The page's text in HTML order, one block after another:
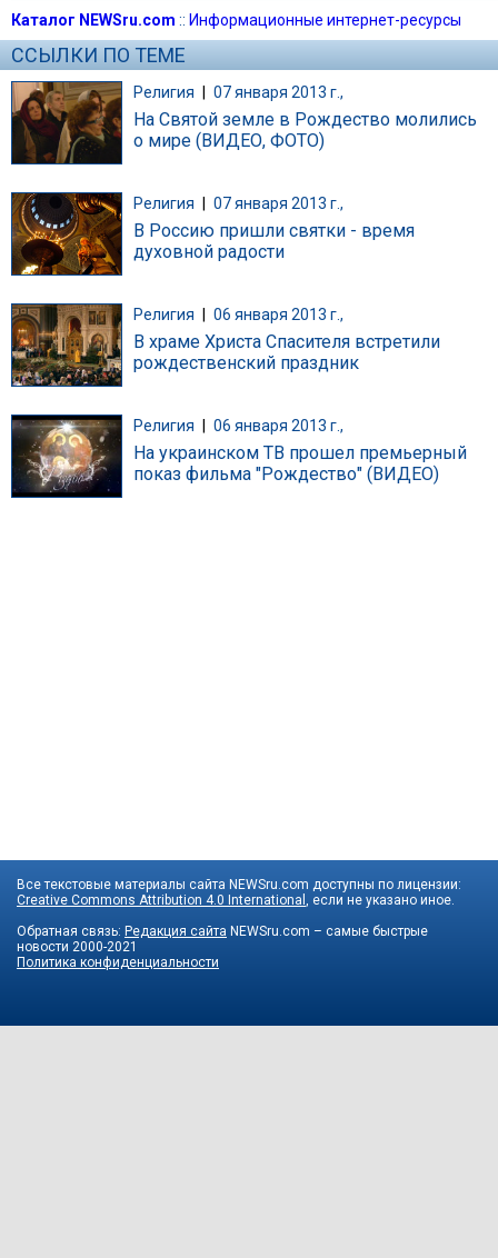
Каталог NEWSru.com :: Информационные интернет-ресурсы
ССЫЛКИ ПО ТЕМЕ
Религия | 07 января 2013 г.,
На Святой земле в Рождество молились
о мире (ВИДЕО, ФОТО)
Религия 07 января 2013 г.,
В Россию пришли святки - время
духовной радости
Религия 06 января 2013 г.,
В храме Христа Спасителя встретили
рождественский праздник
Религия 06 января 2013 г.,
На украинском ТВ прошел премьерный
показ фильма "Рождество" (ВИДЕО)
Все текстовые материалы сайта NEWSru.com доступны по лицензии:
Creative Commons Attribution 4.0 International
, если не указано иное.
Обратная связь: Редакция сайта NEWSru.com – самые быстрые
новости 2000-2021
Политика конфиденциальности